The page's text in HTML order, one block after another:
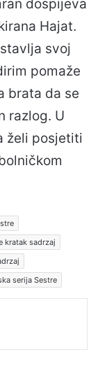
dospijeva
Hajat.
svoj
pomaže
brata da se
razlog. U
želi posjetiti
kratak sadrzaj
serija Sestre